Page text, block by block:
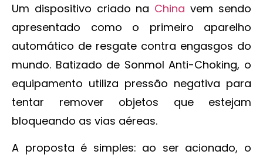
Um dispositivo criado na China vem sendo
apresentado como o primeiro aparelho
automático de resgate contra engasgos do
mundo. Batizado de Sonmol Anti-Choking, o
equipamento utiliza pressão negativa para
tentar remover objetos que estejam
bloqueando as vias aéreas.
A proposta é simples: ao ser acionado, o